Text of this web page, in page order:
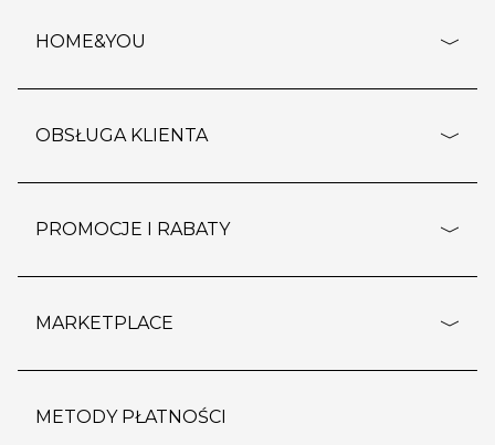
HOME&YOU
o firmie
polityka prywatności
kontakt
OBSŁUGA KLIENTA
dostawy i płatność
wypis z subskrypcji
regulamin sklepu
pozostałe regulaminy
PROMOCJE I RABATY
outlet
regulaminy promocji
MARKETPLACE
strefa marek
METODY PŁATNOŚCI